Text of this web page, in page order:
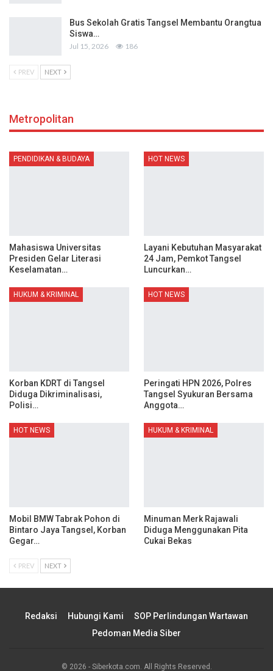
Bus Sekolah Gratis Tangsel Membantu Orangtua
Siswa…
Jul 15, 2026 186
PREV NEXT
Metropolitan
PENDIDIKAN & BUDAYA
Mahasiswa Universitas
Presiden Gelar Literasi
Keselamatan…
HOT NEWS
Layani Kebutuhan Masyarakat
24 Jam, Pemkot Tangsel
Luncurkan…
HUKUM & KRIMINAL
Korban KDRT di Tangsel
Diduga Dikriminalisasi,
Polisi…
HOT NEWS
Peringati HPN 2026, Polres
Tangsel Syukuran Bersama
Anggota…
HOT NEWS
Mobil BMW Tabrak Pohon di
Bintaro Jaya Tangsel, Korban
Gegar…
HUKUM & KRIMINAL
Minuman Merk Rajawali
Diduga Menggunakan Pita
Cukai Bekas
PREV NEXT
Redaksi Hubungi Kami
SOP Perlindungan Wartawan
Pedoman Media Siber
© 2026 - Siberkota.com. All Rights Reserved.